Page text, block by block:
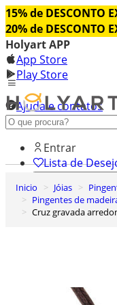
15% de DESCONTO
20% de DESCONTO
Holyart APP
App Store
Play Store
Ajuda e contatos
Conheça premium
Entrar
Lista de
0
Carrinho de
Inicio Jóias
Pingentes de
Cruz gravada